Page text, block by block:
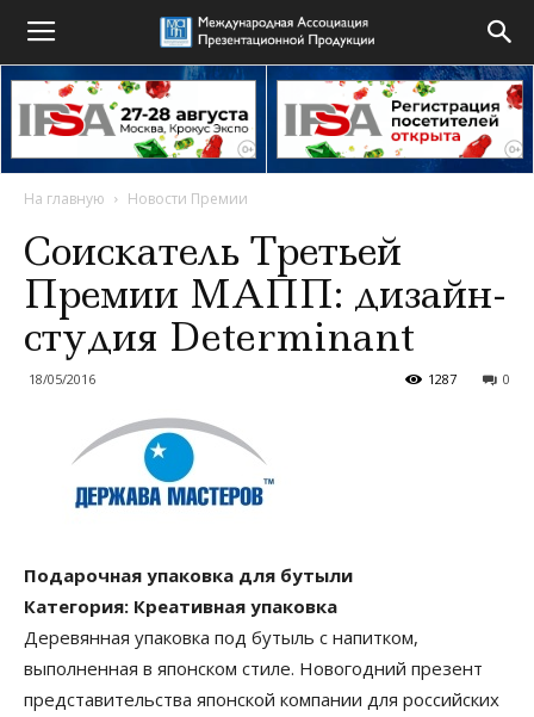
На главную Новости Премии
Соискатель Третьей
Премии МАПП: дизайн-
студия Determinant
18/05/2016 0
1287
Подарочная упаковка для бутыли
Категория: Креативная упаковка
Деревянная упаковка под бутыль с напитком,
выполненная в японском стиле. Новогодний презент
представительства японской компании для российских